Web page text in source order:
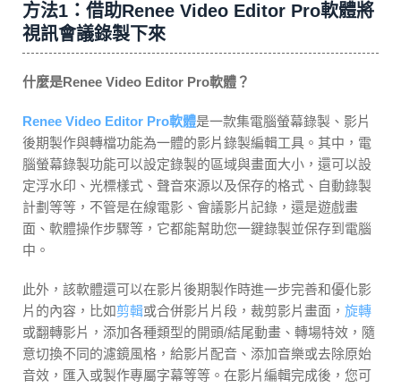
方法1：借助Renee Video Editor Pro軟體將
視訊會議錄製下來
什麼是Renee Video Editor Pro軟體？
Renee Video Editor Pro軟體是一款集電腦螢幕錄製、影片
後期製作與轉檔功能為一體的影片錄製編輯工具。其中，電
腦螢幕錄製功能可以設定錄製的區域與畫面大小，還可以設
定浮水印、光標樣式、聲音來源以及保存的格式、自動錄製
計劃等等，不管是在線電影、會議影片記錄，還是遊戲畫
面、軟體操作步驟等，它都能幫助您一鍵錄製並保存到電腦
中。
此外，該軟體還可以在影片後期製作時進一步完善和優化影
片的內容，比如剪輯或合併影片片段，裁剪影片畫面， 旋轉
或翻轉影片，添加各種類型的開頭/結尾動畫、轉場特效，隨
意切換不同的濾鏡風格，給影片配音、添加音樂或去除原始
音效，匯入或製作專屬字幕等等。在影片編輯完成後，您可